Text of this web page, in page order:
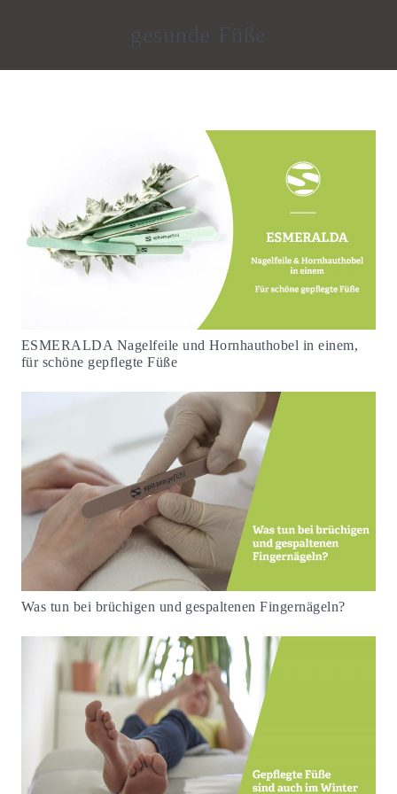
gesunde Füße
ESMERALDA Nagelfeile und Hornhauthobel in einem,
für schöne gepflegte Füße
Was tun bei brüchigen und gespaltenen Fingernägeln?